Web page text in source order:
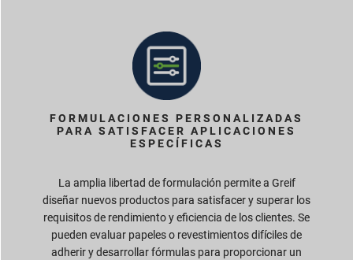
FORMULACIONES PERSONALIZADAS
PARA SATISFACER APLICACIONES
ESPECÍFICAS
La amplia libertad de formulación permite a Greif
diseñar nuevos productos para satisfacer y superar los
requisitos de rendimiento y eficiencia de los clientes. Se
pueden evaluar papeles o revestimientos difíciles de
adherir y desarrollar fórmulas para proporcionar un